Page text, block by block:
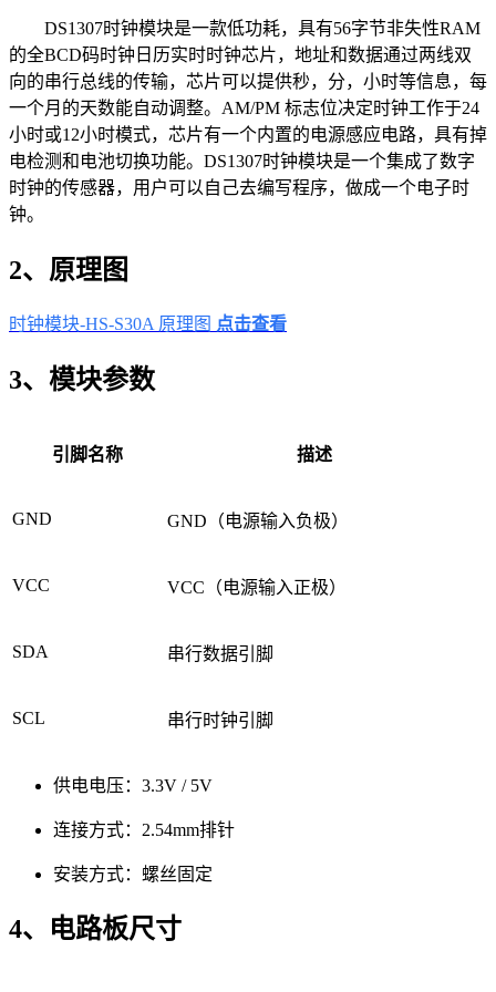
DS1307时钟模块是一款低功耗，具有56字节非失性RAM
的全BCD码时钟日历实时时钟芯片，地址和数据通过两线双
向的串行总线的传输，芯片可以提供秒，分，小时等信息，每
一个月的天数能自动调整。AM/PM 标志位决定时钟工作于24
小时或12小时模式，芯片有一个内置的电源感应电路，具有掉
电检测和电池切换功能。DS1307时钟模块是一个集成了数字
时钟的传感器，用户可以自己去编写程序，做成一个电子时
钟。
2、原理图
时钟模块-HS-S30A 原理图 点击查看
3、模块参数
引脚名称 描述
GND GND（电源输入负极）
VCC VCC（电源输入正极）
SDA 串行数据引脚
SCL 串行时钟引脚
供电电压：3.3V / 5V
连接方式：2.54mm排针
安装方式：螺丝固定
4、电路板尺寸